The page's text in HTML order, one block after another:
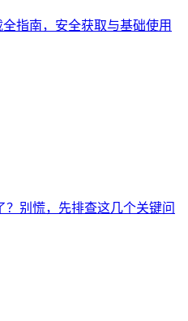
全指南，安全获取与基础使用
？别慌，先排查这几个关键问